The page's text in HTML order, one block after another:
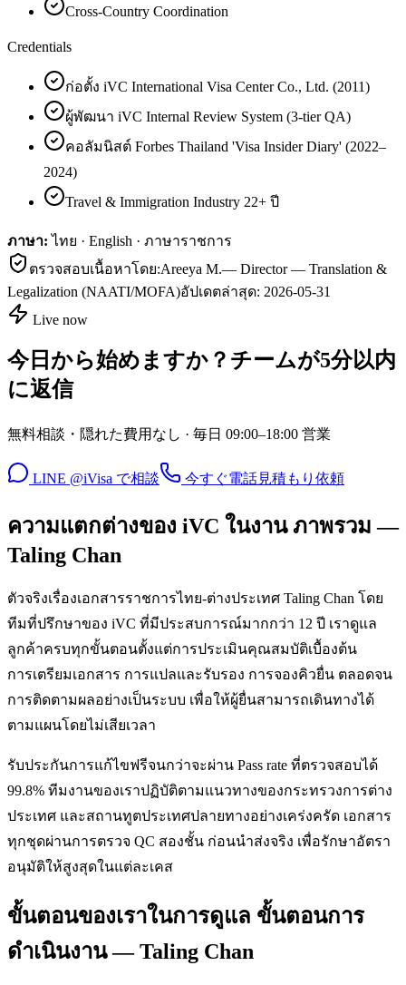
Cross-Country Coordination
Credentials
ก่อตั้ง iVC International Visa Center Co., Ltd. (2011)
ผู้พัฒนา iVC Internal Review System (3-tier QA)
คอลัมนิสต์ Forbes Thailand 'Visa Insider Diary' (2022–
2024)
Travel & Immigration Industry 22+ ปี
ภาษา: ไทย · English · ภาษาราชการ
ตรวจสอบเนื้อหาโดย:Areeya M.— Director — Translation &
Legalization (NAATI/MOFA)อัปเดตล่าสุด: 2026-05-31
Live now
今日から始めますか？チームが5分以内
に返信
無料相談・隠れた費用なし · 毎日 09:00–18:00 営業
LINE @iVisa で相談 今すぐ電話見積もり依頼
ความแตกต่างของ iVC ในงาน ภาพรวม —
Taling Chan
ตัวจริงเรื่องเอกสารราชการไทย-ต่างประเทศ Taling Chan โดย
ทีมที่ปรึกษาของ iVC ที่มีประสบการณ์มากกว่า 12 ปี เราดูแล
ลูกค้าครบทุกขั้นตอนตั้งแต่การประเมินคุณสมบัติเบื้องต้น
การเตรียมเอกสาร การแปลและรับรอง การจองคิวยื่น ตลอดจน
การติดตามผลอย่างเป็นระบบ เพื่อให้ผู้ยื่นสามารถเดินทางได้
ตามแผนโดยไม่เสียเวลา
รับประกันการแก้ไขฟรีจนกว่าจะผ่าน Pass rate ที่ตรวจสอบได้
99.8% ทีมงานของเราปฏิบัติตามแนวทางของกระทรวงการต่าง
ประเทศ และสถานทูตประเทศปลายทางอย่างเคร่งครัด เอกสาร
ทุกชุดผ่านการตรวจ QC สองชั้น ก่อนนำส่งจริง เพื่อรักษาอัตรา
อนุมัติให้สูงสุดในแต่ละเคส
ขั้นตอนของเราในการดูแล ขั้นตอนการ
ดำเนินงาน — Taling Chan